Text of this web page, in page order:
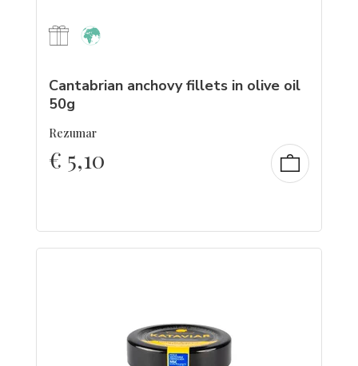
Cantabrian anchovy fillets in olive oil
50g
Rezumar
€ 5,10